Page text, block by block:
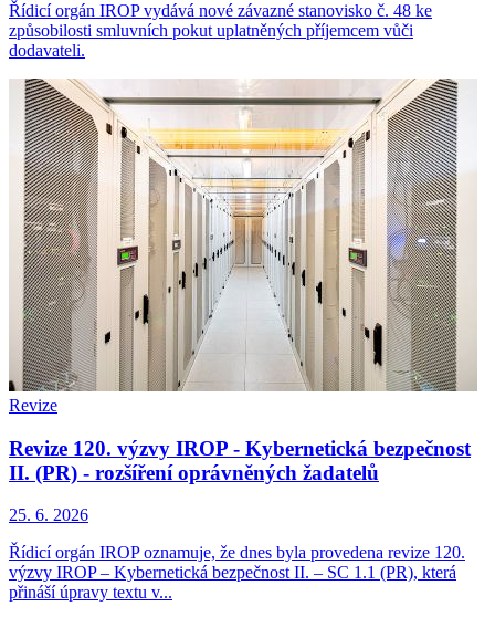
Řídicí orgán IROP vydává nové závazné stanovisko č. 48 ke
způsobilosti smluvních pokut uplatněných příjemcem vůči
dodavateli.
Revize
Revize 120. výzvy IROP - Kybernetická bezpečnost
II. (PR) - rozšíření oprávněných žadatelů
25. 6. 2026
Řídicí orgán IROP oznamuje, že dnes byla provedena revize 120.
výzvy IROP – Kybernetická bezpečnost II. – SC 1.1 (PR), která
přináší úpravy textu v...